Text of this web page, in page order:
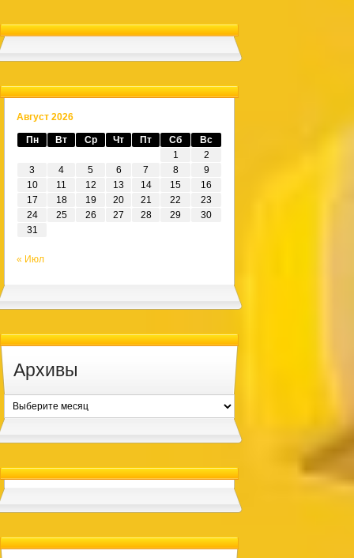
Август 2026
Пн Вт Ср Чт Пт Сб
Вс
1
2
3
4 5 6 7 8
9
10
11 12 13 14 15
16
17
18 19 20 21 22
23
24
25 26 27 28 29
30
31
« Июл
Архивы
Архивы